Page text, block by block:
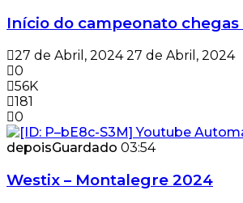
Início do campeonato
27 de Abril, 2024 27 de Abril, 2024
0
56K
181
0
depoisGuardado 03:54
Westix – Montalegre 2024